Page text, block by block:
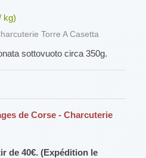
kg)
Torre A Casetta
sottovuoto circa 350g.
de Corse - Charcuterie
de 40€. (Expédition le